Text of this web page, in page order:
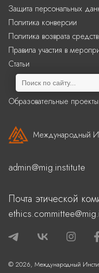
Образовательные проекты
Защита персональных
Политика конверсии
Политика возврата средств
Правила участия в
Статьи
Search
for:
Международный
admin@mig.institute
Почта этической
© 2026, Международный